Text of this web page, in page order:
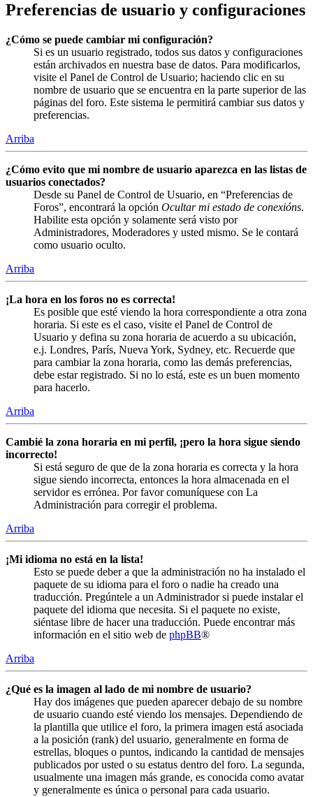
Preferencias de usuario y configuraciones
¿Cómo se puede cambiar mi configuración?
Si es un usuario registrado, todos sus datos y configuraciones
están archivados en nuestra base de datos. Para modificarlos,
visite el Panel de Control de Usuario; haciendo clic en su
nombre de usuario que se encuentra en la parte superior de las
páginas del foro. Este sistema le permitirá cambiar sus datos y
preferencias.
Arriba
¿Cómo evito que mi nombre de usuario aparezca en las listas de
usuarios conectados?
Desde su Panel de Control de Usuario, en “Preferencias de
Foros”, encontrará la opción Ocultar mi estado de conexións.
Habilite esta opción y solamente será visto por
Administradores, Moderadores y usted mismo. Se le contará
como usuario oculto.
Arriba
¡La hora en los foros no es correcta!
Es posible que esté viendo la hora correspondiente a otra zona
horaria. Si este es el caso, visite el Panel de Control de
Usuario y defina su zona horaria de acuerdo a su ubicación,
e.j. Londres, París, Nueva York, Sydney, etc. Recuerde que
para cambiar la zona horaria, como las demás preferencias,
debe estar registrado. Si no lo está, este es un buen momento
para hacerlo.
Arriba
Cambié la zona horaria en mi perfil, ¡pero la hora sigue siendo
incorrecto!
Si está seguro de que de la zona horaria es correcta y la hora
sigue siendo incorrecta, entonces la hora almacenada en el
servidor es errónea. Por favor comuníquese con La
Administración para corregir el problema.
Arriba
¡Mi idioma no está en la lista!
Esto se puede deber a que la administración no ha instalado el
paquete de su idioma para el foro o nadie ha creado una
traducción. Pregúntele a un Administrador si puede instalar el
paquete del idioma que necesita. Si el paquete no existe,
siéntase libre de hacer una traducción. Puede encontrar más
información en el sitio web de phpBB®
Arriba
¿Qué es la imagen al lado de mi nombre de usuario?
Hay dos imágenes que pueden aparecer debajo de su nombre
de usuario cuando esté viendo los mensajes. Dependiendo de
la plantilla que utilice el foro, la primera imagen está asociada
a la posición (rank) del usuario, generalmente en forma de
estrellas, bloques o puntos, indicando la cantidad de mensajes
publicados por usted o su estatus dentro del foro. La segunda,
usualmente una imagen más grande, es conocida como avatar
y generalmente es única o personal para cada usuario.